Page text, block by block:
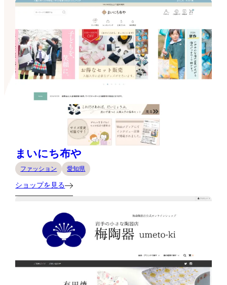
まいにち布や
ファッション 愛知県
ショップを見る